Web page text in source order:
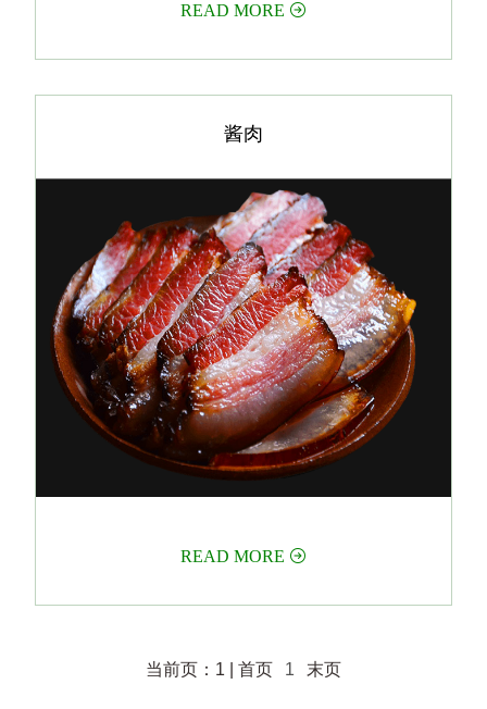
READ MORE 
酱肉
READ MORE 
当前页：1 | 首页 1 末页